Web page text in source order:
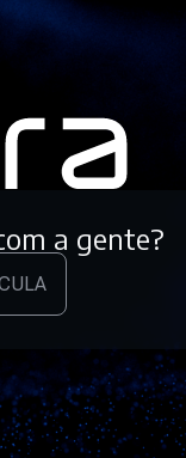
a gente?